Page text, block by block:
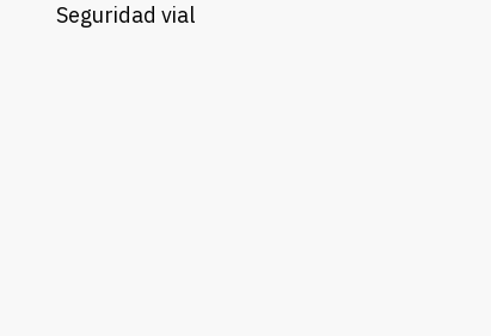
Seguridad vial